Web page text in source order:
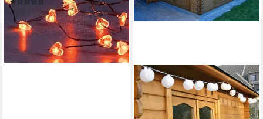
11,99 €
lieferbar - in 4-5 Werktagen bei dir